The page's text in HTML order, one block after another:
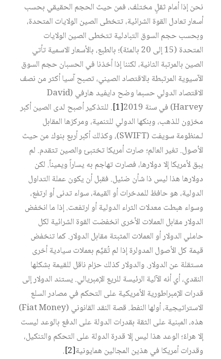
نحن إذا أمام ثقلٍ مختلف، فمن حيث الحجم الحقيقي بحسب
أسعار تعادل القوة الشرائية، تتخطى الصين الولايات المتحدة،
وبحسب حجم السوق التبادلية تتخطى الصين الولايات
المتحدة (15 إلى 20 بالمئة)؛ بالطبع، بالأسعار الاسمية تأتي
الصين بالمرتبة الثانية، لكننا إذا أخذنا في الحسبان حجم السوق
الآسيوية المرتبطة بالاقتصاد الصيني، تصبح آسيا أكثر من نصف
الاقتصاد الدولي حسبما وضح دايفيد هارفي (David
Harvey) في سنة 2019‏
[1]
. للتذكير أصبح لدى الصين أكبر
مخزون للذهب، وبنكها الدولي للتنمية، ومركزها المقابل
لـمنظومة سويفت (SWIFT)، وكذلك أكبر أربع بنوك من حيث
الأصول. تغير العالم؛ صارت أمريكا تختبئ والصين تتقدم. لم
يبق لأمريكا إلا دولارها، فصارت تهاجم به يساراً ويميناً. لكن
دولارها هذا ليس ذا شأن ضئيل. فقبل أن يكون عملة التداول
الدولية، هو حافظ للمدخرات أو القيمة، سواء تدنى أو ارتفع،
وسواء هبطت معدلات الثراء الدولية أو ارتفعت. إذا ما انخفض
الدولار مقابل العملات الأخرى انخفضت القوة الشرائية لكل
حاملي الدولار أو العملات المثبتة مقابل الدولار. كما تنخفض
قيمة كل الأصول المدولرة إذا لم تُقيَّم بعملات سيادية أخرى
مستقلة عن الدولار. والدولار كذلك حزام ناقل للقيمة بشكلها
النقدي، أي أنه الآلية الرئيسة للريع الإمبريالي. يستند الدولار إلى
قدرات الإمبراطورية الأمريكية على التحكم في مصادر السلع
الاستراتيجية، أولها النفط. قصة النقد القانوني (Fiat Money)
هذه، المبنية على الثقة بقدرات الدولة على الدفع بالوعد ليست
إلا هراءً؛ الوعد هذا ليس إلا قدرة الدولة على التحكم والتنكيل،
وقدرات أمريكا في هذين المجالين همايونية‏[2]
.